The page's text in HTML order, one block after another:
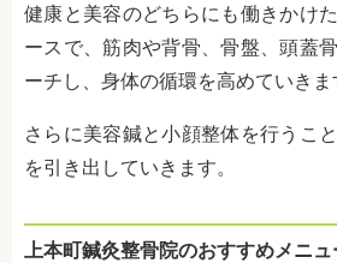
健康と美容のどちらにも働きかけ
ースで、筋肉や背骨、骨盤、頭蓋
ーチし、身体の循環を高めていきま
さらに美容鍼と小顔整体を行うこ
を引き出していきます。
上本町鍼灸整骨院のおすすめメニュ